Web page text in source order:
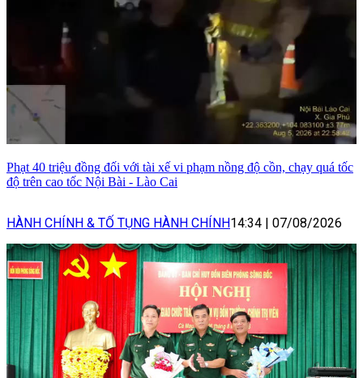
Phạt 40 triệu đồng đối với tài xế vi phạm nồng độ cồn, chạy quá tốc
độ trên cao tốc Nội Bài - Lào Cai
HÀNH CHÍNH & TỐ TỤNG HÀNH CHÍNH14:34 | 07/08/2026